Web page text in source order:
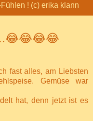
! (c) erika klann
fast alles, am Liebsten
Gemüse war
hat, denn jetzt ist es